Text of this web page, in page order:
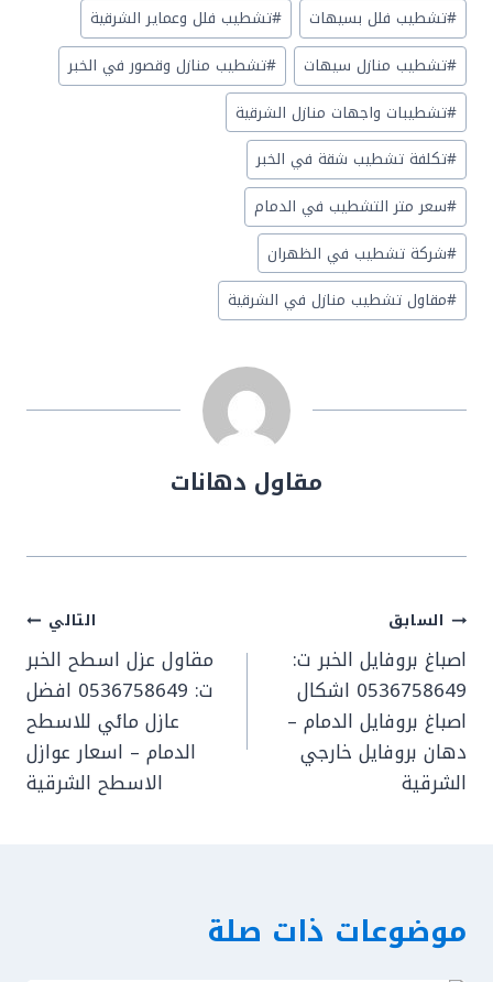
#تشطيب فلل بسيهات #تشطيب فلل وعماير الشرقية
#تشطيب منازل سيهات #تشطيب منازل وقصور في الخبر
#تشطيبات واجهات منازل الشرقية
#تكلفة تشطيب شقة في الخبر
#سعر متر التشطيب في الدمام
#شركة تشطيب في الظهران
#مقاول تشطيب منازل في الشرقية
مقاول دهانات
تصفّح
المقالات
السابق
اصباغ بروفايل الخبر ت:
0536758649 اشكال
اصباغ بروفايل الدمام –
دهان بروفايل خارجي
الشرقية
التالي
مقاول عزل اسطح الخبر
ت: 0536758649 افضل
عازل مائي للاسطح
الدمام – اسعار عوازل
الاسطح الشرقية
موضوعات ذات صلة